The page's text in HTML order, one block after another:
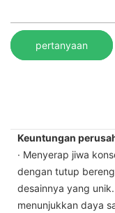
pertanyaan
Keuntungan
· Menyerap jiwa
dengan tutup
desainnya yang
menunjukkan daya